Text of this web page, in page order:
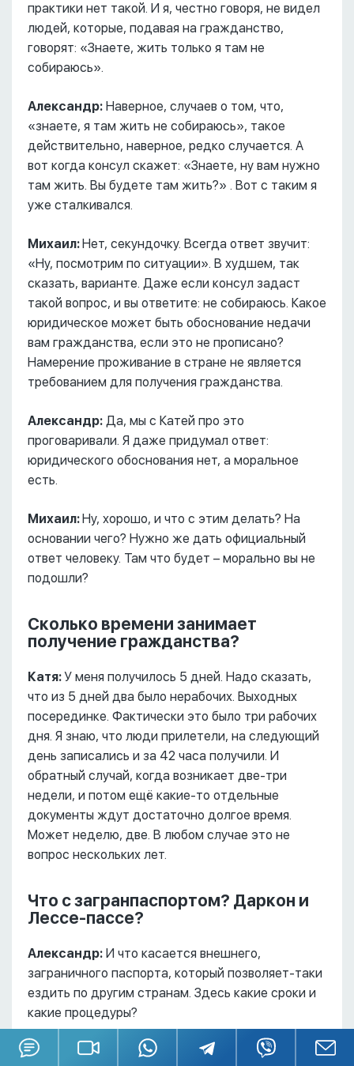
практики нет такой. И я, честно говоря, не видел
людей, которые, подавая на гражданство,
говорят: «Знаете, жить только я там не
собираюсь».
Александр: Наверное, случаев о том, что,
«знаете, я там жить не собираюсь», такое
действительно, наверное, редко случается. А
вот когда консул скажет: «Знаете, ну вам нужно
там жить. Вы будете там жить?» . Вот с таким я
уже сталкивался.
Михаил: Нет, секундочку. Всегда ответ звучит:
«Ну, посмотрим по ситуации». В худшем, так
сказать, варианте. Даже если консул задаст
такой вопрос, и вы ответите: не собираюсь. Какое
юридическое может быть обоснование недачи
вам гражданства, если это не прописано?
Намерение проживание в стране не является
требованием для получения гражданства.
Александр: Да, мы с Катей про это
проговаривали. Я даже придумал ответ:
юридического обоснования нет, а моральное
есть.
Михаил: Ну, хорошо, и что с этим делать? На
основании чего? Нужно же дать официальный
ответ человеку. Там что будет – морально вы не
подошли?
Сколько времени занимает
получение гражданства?
Катя:У меня получилось 5 дней. Надо сказать,
что из 5 дней два было нерабочих. Выходных
посерединке. Фактически это было три рабочих
дня. Я знаю, что люди прилетели, на следующий
день записались и за 42 часа получили. И
обратный случай, когда возникает две-три
недели, и потом ещё какие-то отдельные
документы ждут достаточно долгое время.
Может неделю, две. В любом случае это не
вопрос нескольких лет.
Что с загранпаспортом? Даркон и
Лессе-пассе?
Александр: И что касается внешнего,
заграничного паспорта, который позволяет-таки
ездить по другим странам. Здесь какие сроки и
какие процедуры?
Катя:
МВД сейчас очень перегружены. Раньше